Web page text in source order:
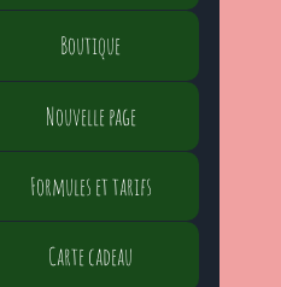
Boutique
Nouvelle page
Formules et tarifs
Carte cadeau